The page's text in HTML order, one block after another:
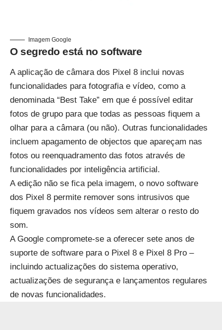
Imagem Google
O segredo está no software
A aplicação de câmara dos Pixel 8 inclui novas
funcionalidades para fotografia e vídeo, como a
denominada “Best Take” em que é possível editar
fotos de grupo para que todas as pessoas fiquem a
olhar para a câmara (ou não). Outras funcionalidades
incluem apagamento de objectos que apareçam nas
fotos ou reenquadramento das fotos através de
funcionalidades por inteligência artificial.
A edição não se fica pela imagem, o novo software
dos Pixel 8 permite remover sons intrusivos que
fiquem gravados nos vídeos sem alterar o resto do
som.
A Google compromete-se a oferecer sete anos de
suporte de software para o Pixel 8 e Pixel 8 Pro –
incluindo actualizações do sistema operativo,
actualizações de segurança e lançamentos regulares
de novas funcionalidades.